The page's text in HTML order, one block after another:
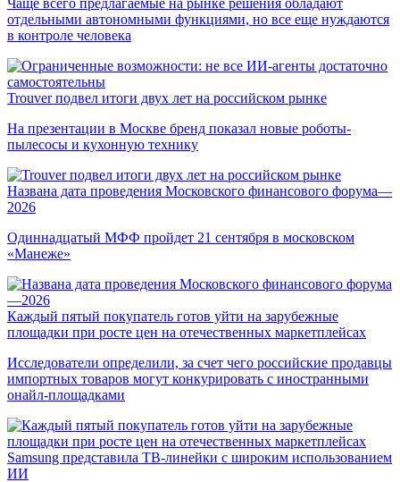
Чаще всего предлагаемые на рынке решения обладают
отдельными автономными функциями, но все еще нуждаются
в контроле человека
Trouver подвел итоги двух лет на российском рынке
На презентации в Москве бренд показал новые роботы-
пылесосы и кухонную технику
Названа дата проведения Московского финансового форума—
2026
Одиннадцатый МФФ пройдет 21 сентября в московском
«Манеже»
Каждый пятый покупатель готов уйти на зарубежные
площадки при росте цен на отечественных маркетплейсах
Исследователи определили, за счет чего российские продавцы
импортных товаров могут конкурировать с иностранными
онайл-площадками
Samsung представила ТВ-линейки с широким использованием
ИИ